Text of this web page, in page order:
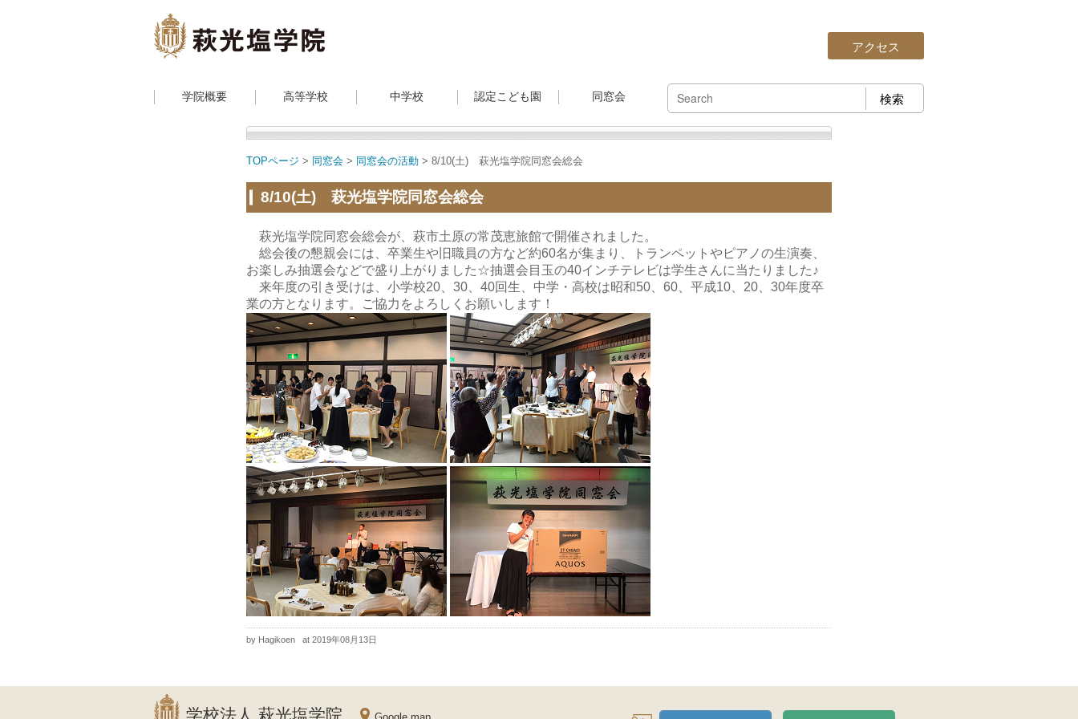
学院概要 高等学校 中学校 認定こども園 同窓会
アクセス
TOPページ > 同窓会 > 同窓会の活動 > 8/10(土) 萩光塩学院同窓会総会
8/10(土) 萩光塩学院同窓会総会
萩光塩学院同窓会総会が、 萩市土原の常茂恵旅館で開催されました。
総会後の懇親会には、卒業生や旧職員の方など約60名が集まり、
トランペットやピアノの生演奏、
お楽しみ抽選会などで盛り上がりました☆抽選会目玉の40インチテレビは学生さんに当たりました♪
来年度の引き受けは、小学校20、30、40回生、中学・ 高校は昭和50、60、平成10、20、 30年度卒
業の方となります。ご協力をよろしくお願いします！
by Hagikoen at 2019年08月13日
学校法人 萩光塩学院